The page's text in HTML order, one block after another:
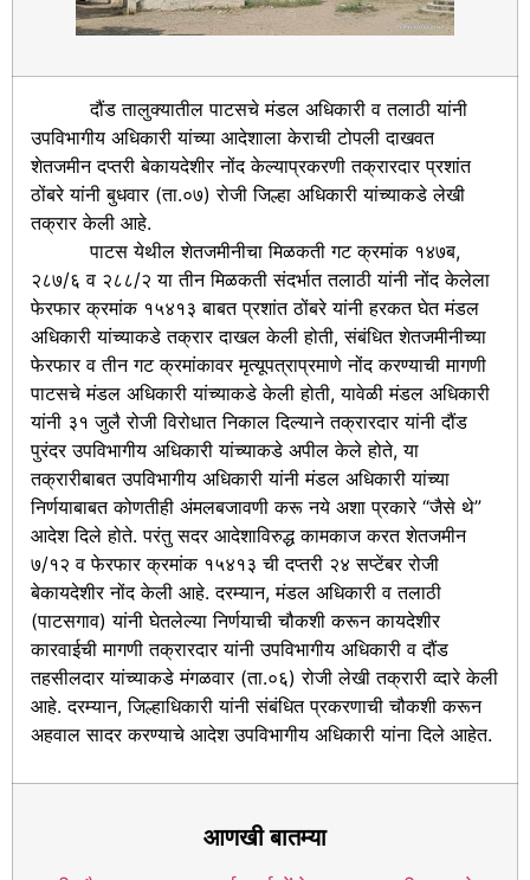
दौंड तालुक्यातील पाटसचे मंडल अधिकारी व तलाठी यांनी
उपविभागीय अधिकारी यांच्या आदेशाला केराची टोपली दाखवत
शेतजमीन दप्तरी बेकायदेशीर नोंद केल्याप्रकरणी तक्रारदार प्रशांत
ठोंबरे यांनी बुधवार (ता.०७) रोजी जिल्हा अधिकारी यांच्याकडे लेखी
तक्रार केली आहे.
पाटस येथील शेतजमीनीचा मिळकती गट क्रमांक १४७ब,
२८७/६ व २८८/२ या तीन मिळकती संदर्भात तलाठी यांनी नोंद केलेला
फेरफार क्रमांक १५४१३ बाबत प्रशांत ठोंबरे यांनी हरकत घेत मंडल
अधिकारी यांच्याकडे तक्रार दाखल केली होती, संबंधित शेतजमीनीच्या
फेरफार व तीन गट क्रमांकावर मृत्यूपत्राप्रमाणे नोंद करण्याची मागणी
पाटसचे मंडल अधिकारी यांच्याकडे केली होती, यावेळी मंडल अधिकारी
यांनी ३१ जुलै रोजी विरोधात निकाल दिल्याने तक्रारदार यांनी दौंड
पुरंदर उपविभागीय अधिकारी यांच्याकडे अपील केले होते, या
तक्रारीबाबत उपविभागीय अधिकारी यांनी मंडल अधिकारी यांच्या
निर्णयाबाबत कोणतीही अंमलबजावणी करू नये अशा प्रकारे “जैसे थे”
आदेश दिले होते. परंतु सदर आदेशाविरुद्ध कामकाज करत शेतजमीन
७/१२ व फेरफार क्रमांक १५४१३ ची दप्तरी २४ सप्टेंबर रोजी
बेकायदेशीर नोंद केली आहे. दरम्यान, मंडल अधिकारी व तलाठी
(पाटसगाव) यांनी घेतलेल्या निर्णयाची चौकशी करून कायदेशीर
कारवाईची मागणी तक्रारदार यांनी उपविभागीय अधिकारी व दौंड
तहसीलदार यांच्याकडे मंगळवार (ता.०६) रोजी लेखी तक्रारी व्दारे केली
आहे. दरम्यान, जिल्हाधिकारी यांनी संबंधित प्रकरणाची चौकशी करून
अहवाल सादर करण्याचे आदेश उपविभागीय अधिकारी यांना दिले आहेत.
आणखी बातम्या